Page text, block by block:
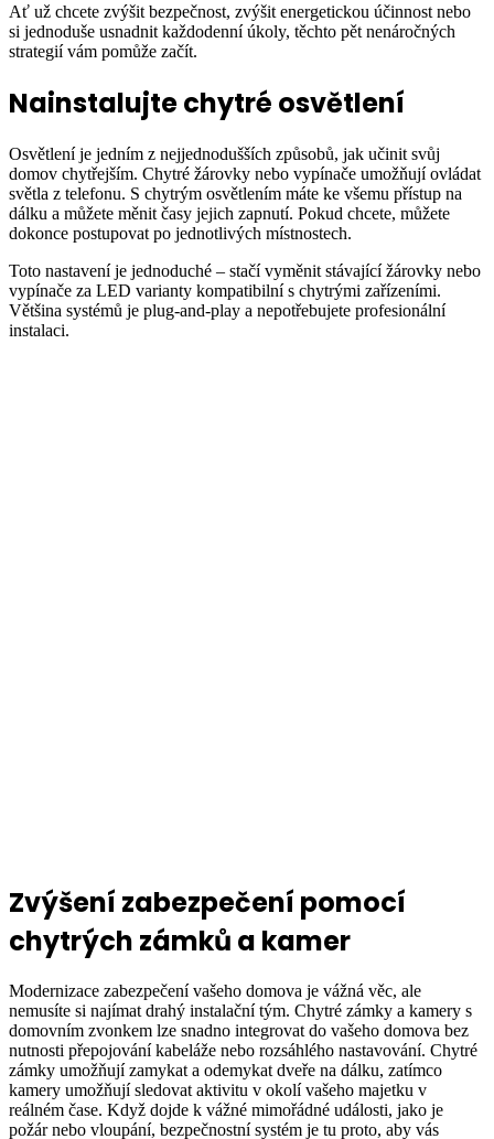
Ať už chcete zvýšit bezpečnost, zvýšit energetickou účinnost nebo
si jednoduše usnadnit každodenní úkoly, těchto pět nenáročných
strategií vám pomůže začít.
Nainstalujte chytré osvětlení
Osvětlení je jedním z nejjednodušších způsobů, jak učinit svůj
domov chytřejším. Chytré žárovky nebo vypínače umožňují ovládat
světla z telefonu. S chytrým osvětlením máte ke všemu přístup na
dálku a můžete měnit časy jejich zapnutí. Pokud chcete, můžete
dokonce postupovat po jednotlivých místnostech.
Toto nastavení je jednoduché – stačí vyměnit stávající žárovky nebo
vypínače za LED varianty kompatibilní s chytrými zařízeními.
Většina systémů je plug-and-play a nepotřebujete profesionální
instalaci.
Zvýšení zabezpečení pomocí
chytrých zámků a kamer
Modernizace zabezpečení vašeho domova je vážná věc, ale
nemusíte si najímat drahý instalační tým. Chytré zámky a kamery s
domovním zvonkem lze snadno integrovat do vašeho domova bez
nutnosti přepojování kabeláže nebo rozsáhlého nastavování. Chytré
zámky umožňují zamykat a odemykat dveře na dálku, zatímco
kamery umožňují sledovat aktivitu v okolí vašeho majetku v
reálném čase. Když dojde k vážné mimořádné události, jako je
požár nebo vloupání, bezpečnostní systém je tu proto, aby vás